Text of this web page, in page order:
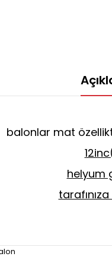
balonlar mat
helyum